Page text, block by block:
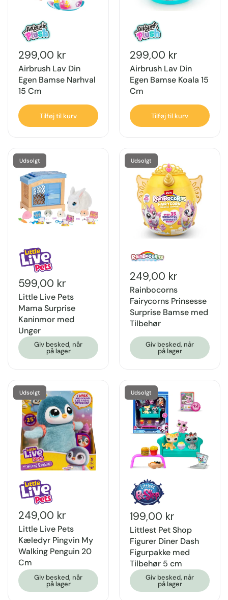
299,00 kr
Airbrush Lav Din
Egen Bamse Narhval
15 Cm
Tilføj til kurv
299,00 kr
Airbrush Lav Din
Egen Bamse Koala 15
Cm
Tilføj til kurv
Udsolgt
599,00 kr
Little Live Pets
Mama Surprise
Kaninmor med
Unger
Giv besked, når
på lager
Udsolgt
249,00 kr
Rainbocorns
Fairycorns Prinsesse
Surprise Bamse med
Tilbehør
Giv besked, når
på lager
Udsolgt
249,00 kr
Little Live Pets
Kæledyr Pingvin My
Walking Penguin 20
Cm
Giv besked, når
på lager
Udsolgt
199,00 kr
Littlest Pet Shop
Figurer Diner Dash
Figurpakke med
Tilbehør 5 cm
Giv besked, når
på lager